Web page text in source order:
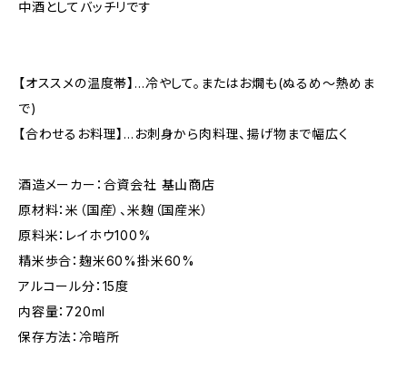
中酒としてバッチリです
【オススメの温度帯】…冷やして。またはお燗も(ぬるめ～熱めま
で)
【合わせるお料理】…お刺身から肉料理、揚げ物まで幅広く
酒造メーカー：合資会社 基山商店
原材料：米（国産）、米麹（国産米）
原料米：レイホウ100%
精米歩合：麹米60%掛米60%
アルコール分：15度
内容量：720ml
保存方法：冷暗所